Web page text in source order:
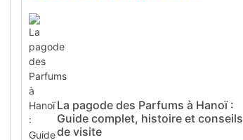
La pagode des Parfums à Hanoï :
Guide complet, histoire et conseils
de visite